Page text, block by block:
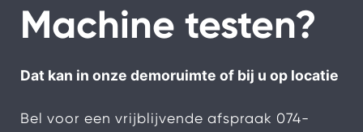
Machine testen?
Dat kan in onze demoruimte of bij u op locatie
Bel voor een vrijblijvende afspraak 074-